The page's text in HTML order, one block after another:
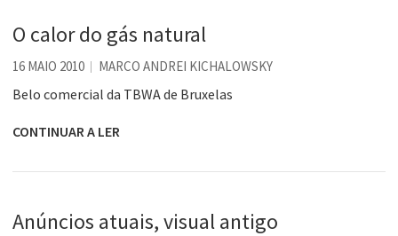
O calor do gás natural
16 MAIO 2010 MARCO ANDREI KICHALOWSKY
Belo comercial da TBWA de Bruxelas
CONTINUAR A LER
Anúncios atuais, visual antigo